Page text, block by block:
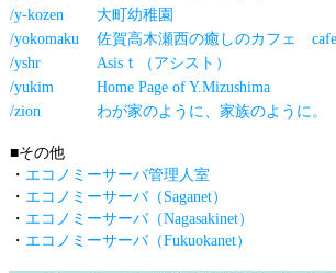
/y-kozen
大町幼稚園
/yokomaku
佐賀高木瀬西の癒しのカフェ
/yshr
Asisｔ（アシスト）
/yukim
Home Page of Y.Mizushima
/zion
わが家のように、家族のように。
■その他
・ エコノミーサーバ管理人室
・ エコノミーサーバ（Saganet）
・ エコノミーサーバ（Nagasakinet）
・ エコノミーサーバ（Fukuokanet）